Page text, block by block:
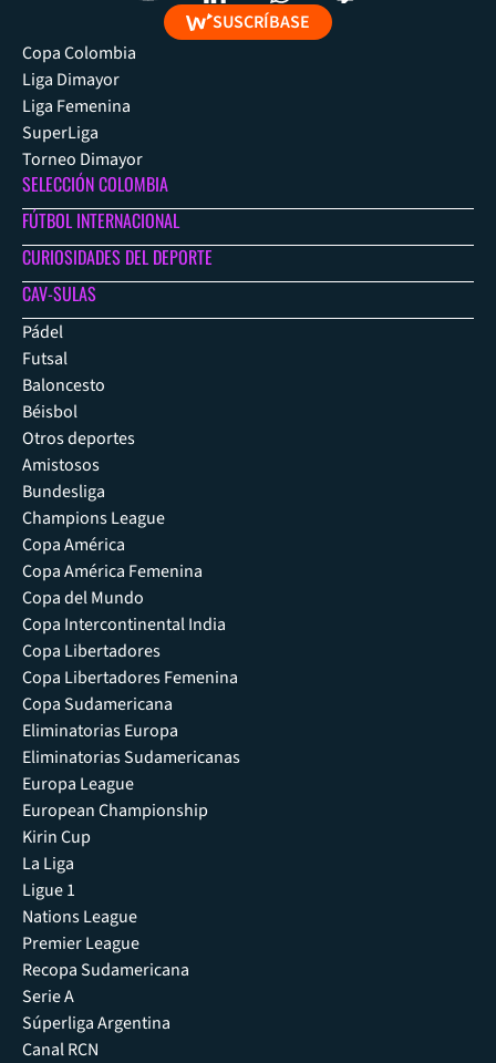
SUSCRÍBASE
Copa Colombia
Liga Dimayor
Liga Femenina
SuperLiga
Torneo Dimayor
SELECCIÓN COLOMBIA
FÚTBOL INTERNACIONAL
CURIOSIDADES DEL DEPORTE
CAV-SULAS
Pádel
Futsal
Baloncesto
Béisbol
Otros deportes
Amistosos
Bundesliga
Champions League
Copa América
Copa América Femenina
Copa del Mundo
Copa Intercontinental India
Copa Libertadores
Copa Libertadores Femenina
Copa Sudamericana
Eliminatorias Europa
Eliminatorias Sudamericanas
Europa League
European Championship
Kirin Cup
La Liga
Ligue 1
Nations League
Premier League
Recopa Sudamericana
Serie A
Súperliga Argentina
Canal RCN